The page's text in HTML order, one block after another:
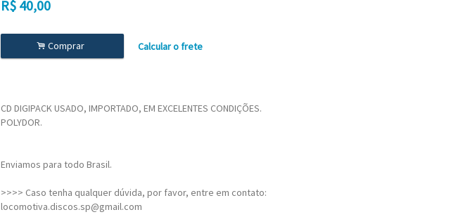
R$ 40,00
. Comprar Calcular o frete
CD DIGIPACK USADO, IMPORTADO, EM EXCELENTES CONDIÇÕES.
POLYDOR.
Enviamos para todo Brasil.
>>>> Caso tenha qualquer dúvida, por favor, entre em contato:
locomotiva.discos.sp@gmail.com